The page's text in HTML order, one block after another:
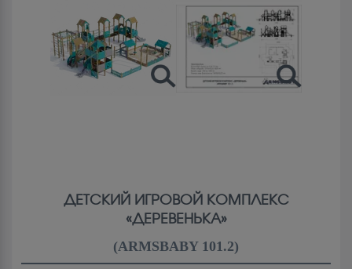
ДЕТСКИЙ ИГРОВОЙ КОМПЛЕКС
«ДЕРЕВЕНЬКА»
(ARMSBABY 101.2)